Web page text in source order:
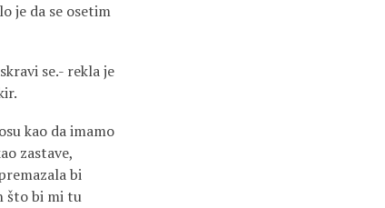
je da se osetim
se.- rekla je
kao da imamo
zastave,
bi
što bi mi tu